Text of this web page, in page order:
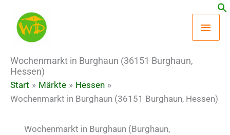
Inhalt
springen
Wochenmarkt in Burghaun (36151 Burghaun,
Hessen)
Start Märkte
Hessen
Wochenmarkt in Burghaun (36151 Burghaun, Hessen)
Wochenmarkt in Burghaun (Burghaun,